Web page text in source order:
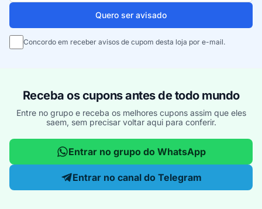
Quero ser avisado
Concordo em receber avisos de cupom desta loja por e-mail.
Receba os cupons antes de todo mundo
Entre no grupo e receba os melhores cupons assim que eles
saem, sem precisar voltar aqui para conferir.
Entrar no grupo do WhatsApp
Entrar no canal do Telegram